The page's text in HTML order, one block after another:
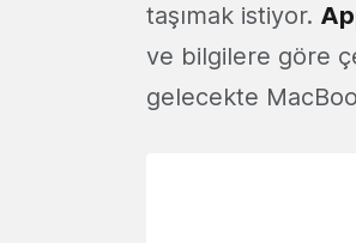
taşımak istiyor.
ve bilgilere göre
gelecekte